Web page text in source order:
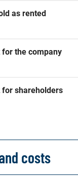
as rented
the company
for shareholders
costs